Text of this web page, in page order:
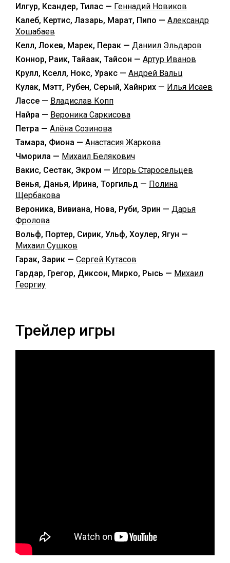
Илгур, Ксандер, Тилас — Геннадий Новиков
Калеб, Кертис, Лазарь, Марат, Пипо — Александр
Хошабаев
Келл, Локев, Марек, Перак — Даниил Эльдаров
Коннор, Раик, Тайаак, Тайсон — Артур Иванов
Крулл, Кселл, Нокс, Уракс — Андрей Вальц
Кулак, Мэтт, Рубен, Серый, Хайнрих — Илья Исаев
Лассе — Владислав Копп
Найра — Вероника Саркисова
Петра — Алёна Созинова
Тамара, Фиона — Анастасия Жаркова
Чморила — Михаил Белякович
Вакис, Сестак, Экром — Игорь Старосельцев
Венья, Данья, Ирина, Торгильд — Полина
Щербакова
Вероника, Вивиана, Нова, Руби, Эрин — Дарья
Фролова
Вольф, Портер, Сирик, Ульф, Хоулер, Ягун —
Михаил Сушков
Гарак, Зарик — Сергей Кутасов
Гардар, Грегор, Диксон, Мирко, Рысь — Михаил
Георгиу
Трейлер игры